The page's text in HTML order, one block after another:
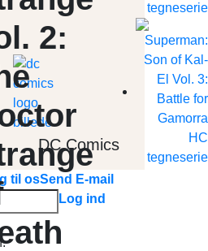
DC Comics
til osSend E-mail
Log ind
2: